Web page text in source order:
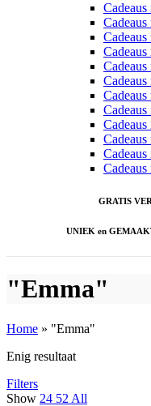
Cadeaus
Cadeaus
Cadeaus
Cadeaus
Cadeaus
Cadeaus
Cadeaus
Cadeaus
Cadeaus
Cadeaus
Cadeaus
Cadeaus
GRATIS
UNIEK en
"Emma"
Home » "Emma"
Enig resultaat
Filters
Show 24 52 All